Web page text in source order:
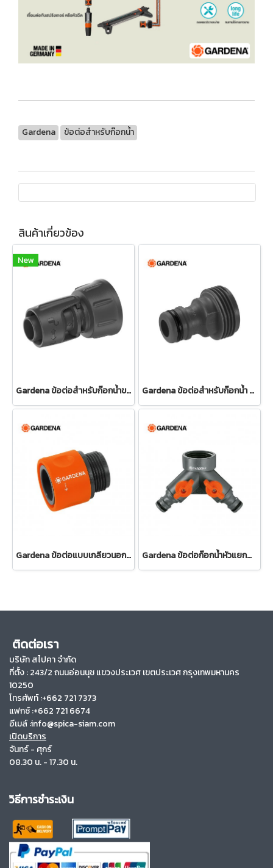
Gardena ข้อต่อสำหรับก๊อกน้ำ
สินค้าเกี่ยวข้อง
New
Gardena ข้อต่อสำหรับก๊อกน้ำขนาด 13 มม. (1/2") – เกลียว 3/4" (13222-20) Gardena ข้อต่อสำหรับก๊อกน้ำ ขนาด 3/4" (26.5 มม.) (00921-50)
Gardena ข้อต่อแบบเกลียวนอก ขนาด 26.5 มม. (3/4") (02917-20) Gardena ข้อต่อก๊อกน้ำหัวแยกสองทาง 26.5 มม. (3/4") (00938-20)
ติดต่อเรา
บริษัท สไปคา จำกัด
ที่ตั้ง :243/2 ถนนอ่อนนุช แขวงประเวศ เขตประเวศ กรุงเทพมหานคร
10250
โทรศัพท์ :+662 721 7373
แฟกซ์ :+662 721 6674
อีเมล์ :info@spica-siam.com
เปิดบริการ
จันทร์ - ศุกร์
08.30 น. - 17.30 น.
วิธีการชำระเงิน